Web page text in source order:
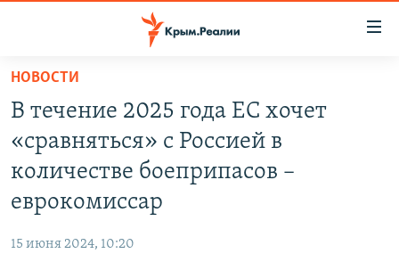
Вернуться
основному
содержанию
Вернутся
главной
Вернутся
ВОДА
РАДІО СВОБОДА
НОВОСТИ
В течение 2025 года ЕС хочет
«сравняться» с Россией в
количестве боеприпасов –
еврокомиссар
15 июня 2024, 10:20